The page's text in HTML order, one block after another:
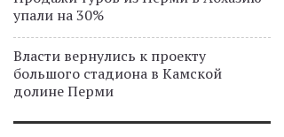
упали на 30%
Власти вернулись к проекту
большого стадиона в Камской
долине Перми